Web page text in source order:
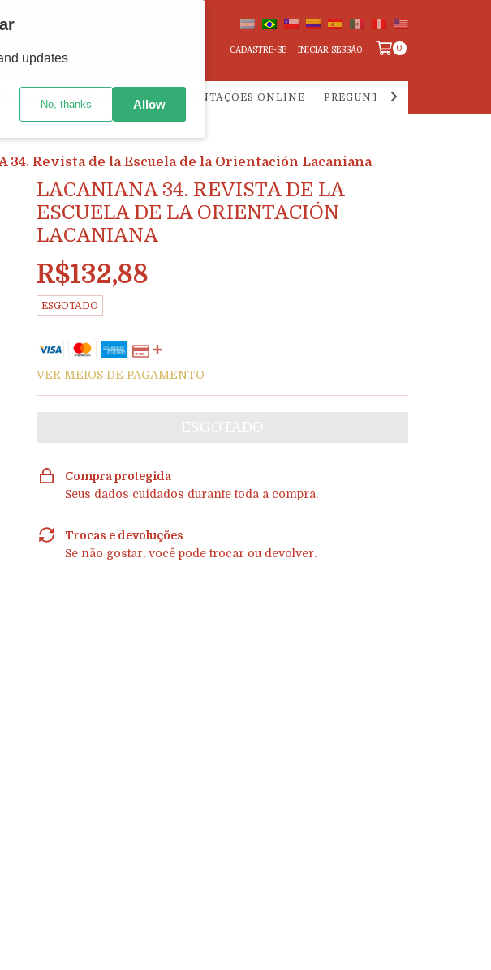
CADASTRE-SE INICIAR SESSÃO 0
E DISTRIBUIÇÃO APRESENTAÇÕES ONLINE PREGUNTAS FRECUENTES
34. Revista de la Escuela de la Orientación Lacaniana
LACANIANA 34. REVISTA DE LA
ESCUELA DE LA ORIENTACIÓN
LACANIANA
R$132,88
ESGOTADO
VER MEIOS DE PAGAMENTO
Compra protegida
Seus dados cuidados durante toda a compra.
Trocas e devoluções
Se não gostar, você pode trocar ou devolver.
updates
No, thanks Allow